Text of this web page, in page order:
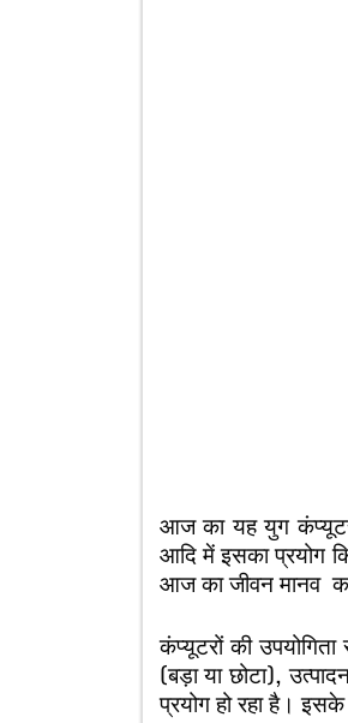
आज का यह युग कंप्यूटर
आदि में इसका प्रयोग
आज का जीवनमानव
कंप्यूटरों की
(बड़ा या छोटा),
प्रयोग हो रहा है। इसके